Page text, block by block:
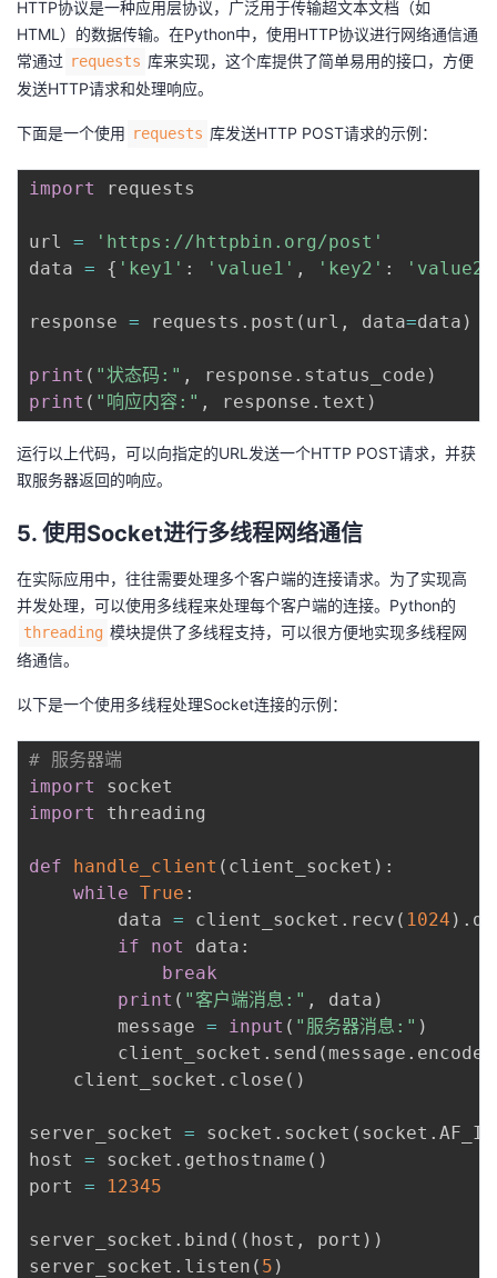
HTTP协议是一种应用层协议，广泛用于传输超文本文档（如
HTML）的数据传输。在Python中，使用HTTP协议进行网络通信通
常通过 requests 库来实现，这个库提供了简单易用的接口，方便
发送HTTP请求和处理响应。
下面是一个使用 requests 库发送HTTP POST请求的示例：
import requests
url =
'https://httpbin.org/post'
data = { 'key1' : 'value1' , 'key2' : 'value2'
response = requests . post ( url , data=data )
print ( "状态码:" , response . status_code )
print ( "响应内容:" , response . text )
运行以上代码，可以向指定的URL发送一个HTTP POST请求，并获
取服务器返回的响应。
5. 使用Socket进行多线程网络通信
在实际应用中，往往需要处理多个客户端的连接请求。为了实现高
并发处理，可以使用多线程来处理每个客户端的连接。Python的
threading 模块提供了多线程支持，可以很方便地实现多线程网
络通信。
以下是一个使用多线程处理Socket连接的示例：
# 服务器端
import
import
threading
def handle_client ( client_socket ) :
while True :
        data
= client_socket . recv ( 1024 ) .
if
not data :
break
print ( "客户端消息:" , data )
        message
= input ( "服务器消息:" )
        client_socket
. send ( message . encode
    client_socket
. close ( )
server_socket = socket . socket ( socket .
host = socket . gethostname ( )
port = 12345
server_socket . bind ( ( host , port ) )
server_socket . listen ( 5 )